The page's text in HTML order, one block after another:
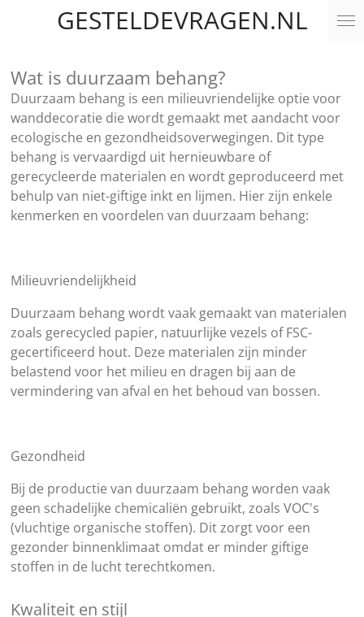
de
hoofdinhoud
GESTELDEVRAGEN.NL
Wat is duurzaam behang?
Duurzaam behang is een milieuvriendelijke optie voor
wanddecoratie die wordt gemaakt met aandacht voor
ecologische en gezondheidsoverwegingen. Dit type
behang is vervaardigd uit hernieuwbare of
gerecycleerde materialen en wordt geproduceerd met
behulp van niet-giftige inkt en lijmen. Hier zijn enkele
kenmerken en voordelen van duurzaam behang:
Milieuvriendelijkheid
Duurzaam behang wordt vaak gemaakt van materialen
zoals gerecycled papier, natuurlijke vezels of FSC-
gecertificeerd hout. Deze materialen zijn minder
belastend voor het milieu en dragen bij aan de
vermindering van afval en het behoud van bossen.
Gezondheid
Bij de productie van duurzaam behang worden vaak
geen schadelijke chemicaliën gebruikt, zoals VOC's
(vluchtige organische stoffen). Dit zorgt voor een
gezonder binnenklimaat omdat er minder giftige
stoffen in de lucht terechtkomen.
Kwaliteit en stijl